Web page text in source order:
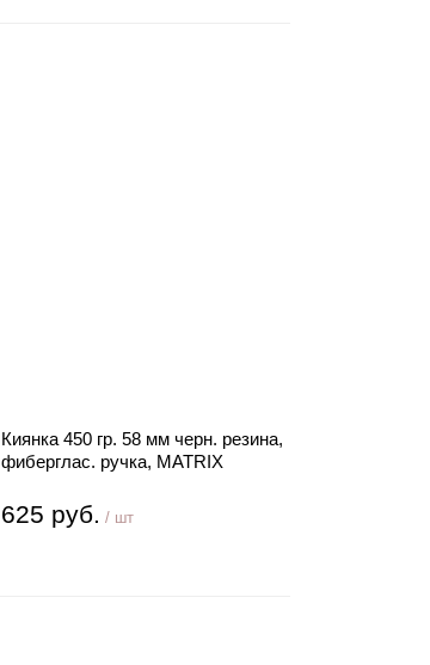
Киянка 450 гр. 58 мм черн. резина,
фиберглас. ручка, MATRIX
625 руб. / шт